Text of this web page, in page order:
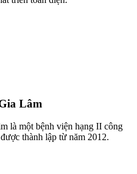
Lâm
là một bệnh viện hạng II công
thành lập từ năm 2012.